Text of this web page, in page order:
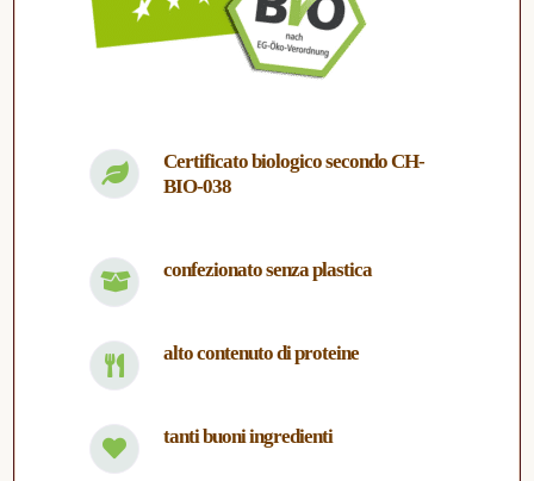
Certificato biologico secondo CH-
BIO-038
confezionato senza plastica
alto contenuto di proteine
tanti buoni ingredienti